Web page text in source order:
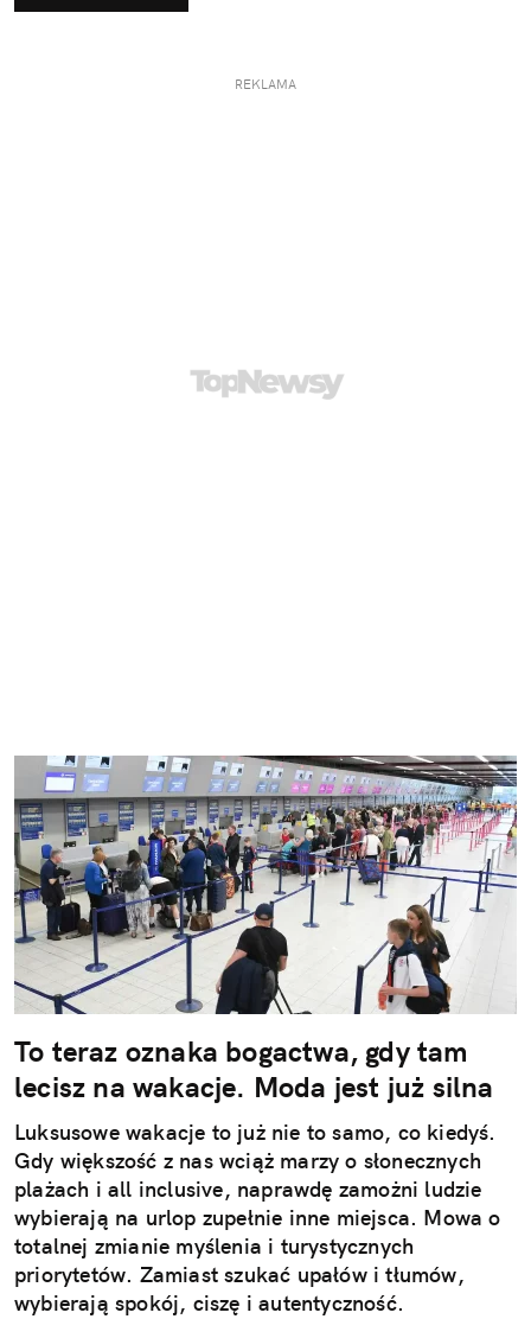
REKLAMA
To teraz oznaka bogactwa, gdy tam
lecisz na wakacje. Moda jest już silna
Luksusowe wakacje to już nie to samo, co kiedyś.
Gdy większość z nas wciąż marzy o słonecznych
plażach i all inclusive, naprawdę zamożni ludzie
wybierają na urlop zupełnie inne miejsca. Mowa o
totalnej zmianie myślenia i turystycznych
priorytetów. Zamiast szukać upałów i tłumów,
wybierają spokój, ciszę i autentyczność.